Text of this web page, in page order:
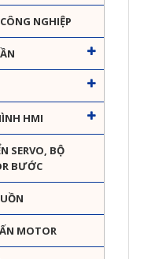
NGHIỆP
HMI
SERVO, BỘ
BƯỚC
MOTOR